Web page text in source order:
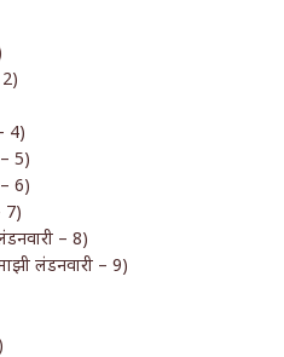
4)
5)
6)
7)
– 8)
लंडनवारी – 9)